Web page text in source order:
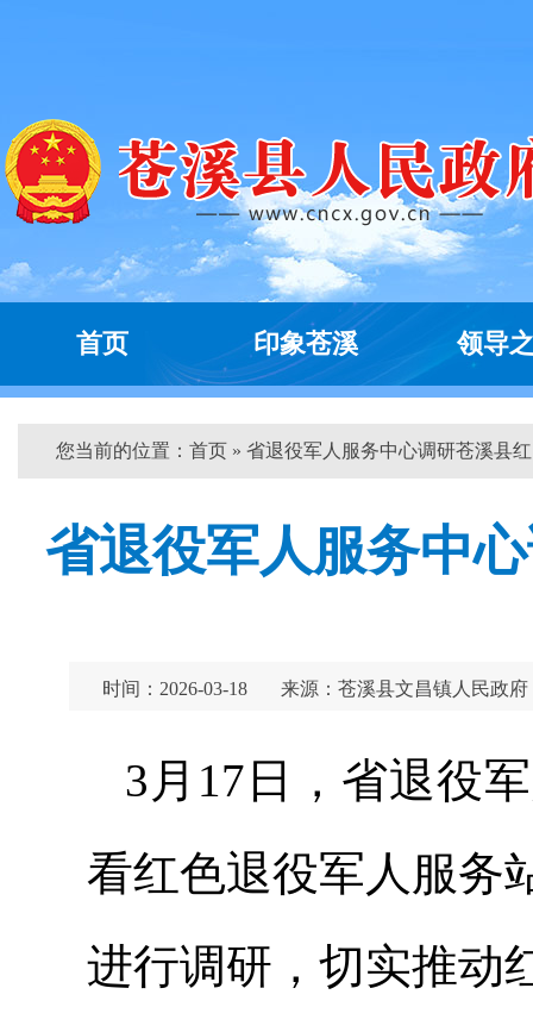
首页 印象苍溪 领导
您当前的位置： 首页 » 省退役军人服务中心调研苍溪县
省退役军人服务中
时间：2026-03-18 来源：苍溪县文昌镇人民政府
3月17日，省退役
看红色退役军人服务
进行调研，切实推动